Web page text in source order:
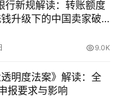
行新规解读：转账额度
升级下的中国卖家破
9.0K
明度法案》解读：全
报要求与影响